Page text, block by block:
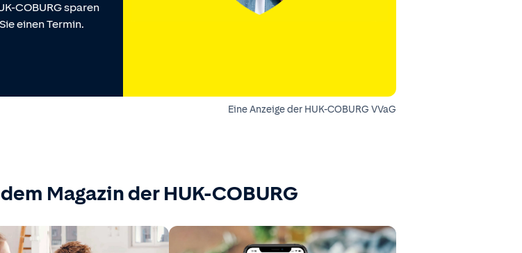
COBURG sparen
einen Termin.
Eine Anzeige der HUK-COBURG VVaG
Magazin der HUK-COBURG